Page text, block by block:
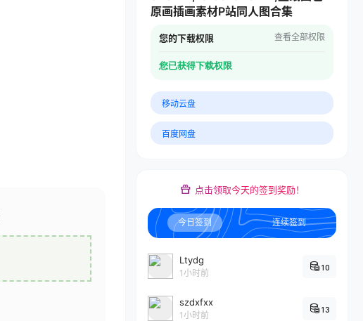
原画插画素材P站同人图合集
您的下载权限 查看全部权限
您已获得下载权限
移动云盘
百度网盘
点击领取今天的签到奖励！
今日签到 连续签到
Ltydg
1小时前
10
szdxfxx
1小时前
13